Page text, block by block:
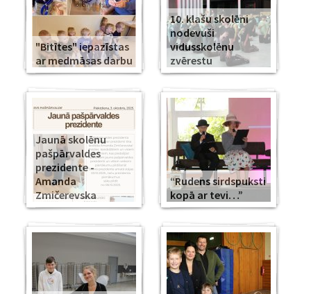
"Bitītes" iepazīstas
ar medmāsas darbu
10. klašu skolēni
nodevuši
vidusskolēnu
zvērestu
Jaunā skolēnu
pašpārvaldes
prezidente -
Amanda
Zmičerevska
“Rudens sirdspuksti
kopā ar tevi…”